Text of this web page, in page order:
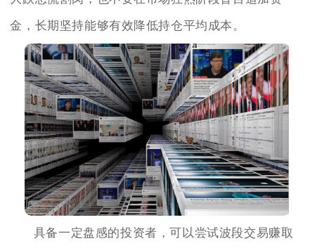
金，长期坚持能够有效降低持仓平均成本。
具备一定盘感的投资者，可以尝试波段交易赚取